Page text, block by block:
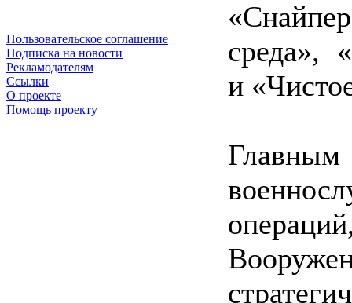
Пользовательское соглашение
Подписка на новости
Рекламодателям
Ссылки
О проекте
Помощь проекту
среда»,
и